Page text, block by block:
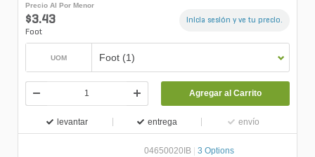
Precio Al Por Menor
$3.43
Foot
Inicia sesión y ve tu precio.
UOM Foot (1)
Agregar al Carrito
levantar entrega envío
04650020IB 3 Options